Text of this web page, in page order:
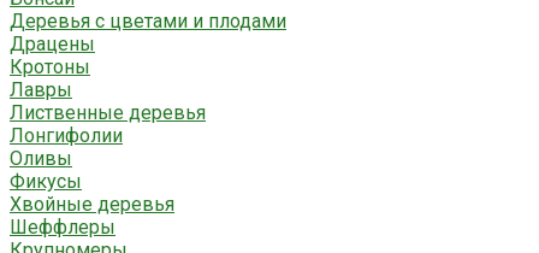
Деревья с цветами и плодами
Драцены
Кротоны
Лавры
Лиственные деревья
Лонгифолии
Оливы
Фикусы
Хвойные деревья
Шеффлеры